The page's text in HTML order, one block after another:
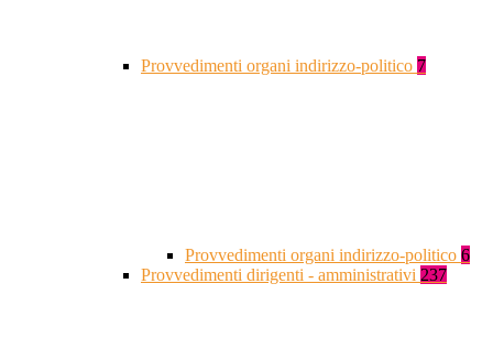
Provvedimenti organi indirizzo-politico 7
Provvedimenti organi indirizzo-politico 6
Provvedimenti dirigenti - amministrativi 237